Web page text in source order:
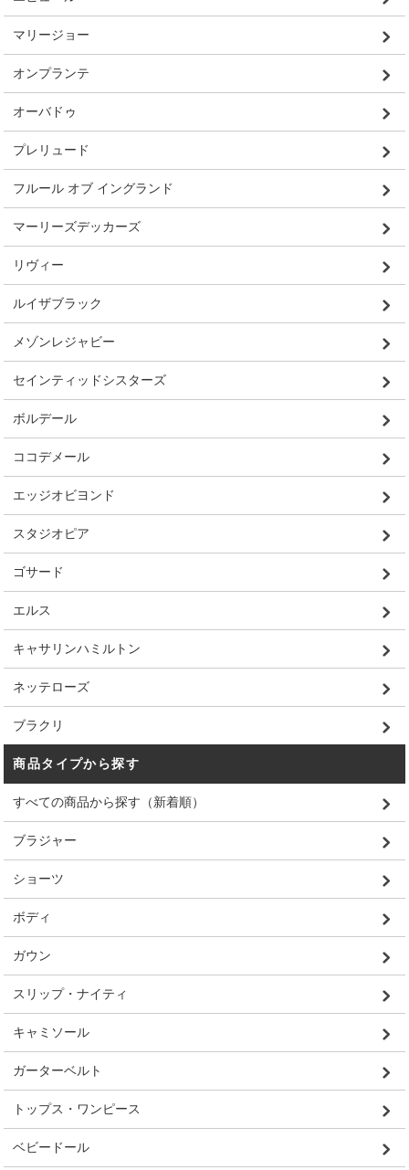
マリージョー
オンプランテ
オーバドゥ
プレリュード
フルール オブ イングランド
マーリーズデッカーズ
リヴィー
ルイザブラック
メゾンレジャビー
セインティッドシスターズ
ボルデール
ココデメール
エッジオビヨンド
スタジオピア
ゴサード
エルス
キャサリンハミルトン
ネッテローズ
ブラクリ
商品タイプから探す
すべての商品から探す（新着順）
ブラジャー
ショーツ
ボディ
ガウン
スリップ・ナイティ
キャミソール
ガーターベルト
トップス・ワンピース
ベビードール